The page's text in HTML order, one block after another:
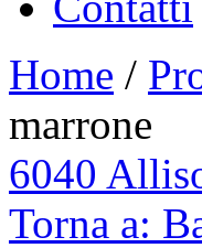
Home /
marrone
6040
Torna a: